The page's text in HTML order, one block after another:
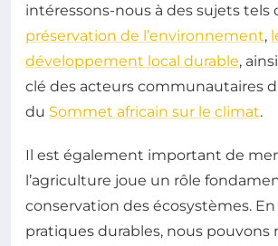
intéressons-nous à des sujets tels
préservation de l’environnement,
développement local durable,
clé des acteurs communautaires
du Sommet africain sur le climat.
Il est également important de
l’agriculture joue un rôle
conservation des écosystèmes.
pratiques durables, nous pouvons